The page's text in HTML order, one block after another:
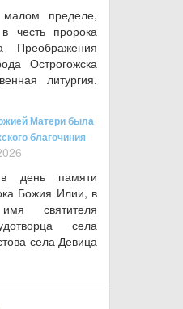
пределе,
честь пророка
Преображения
Острогожска
литургия.
Матери была
благочиния
день памяти
Божия Илии, в
святителя
села
села Девица